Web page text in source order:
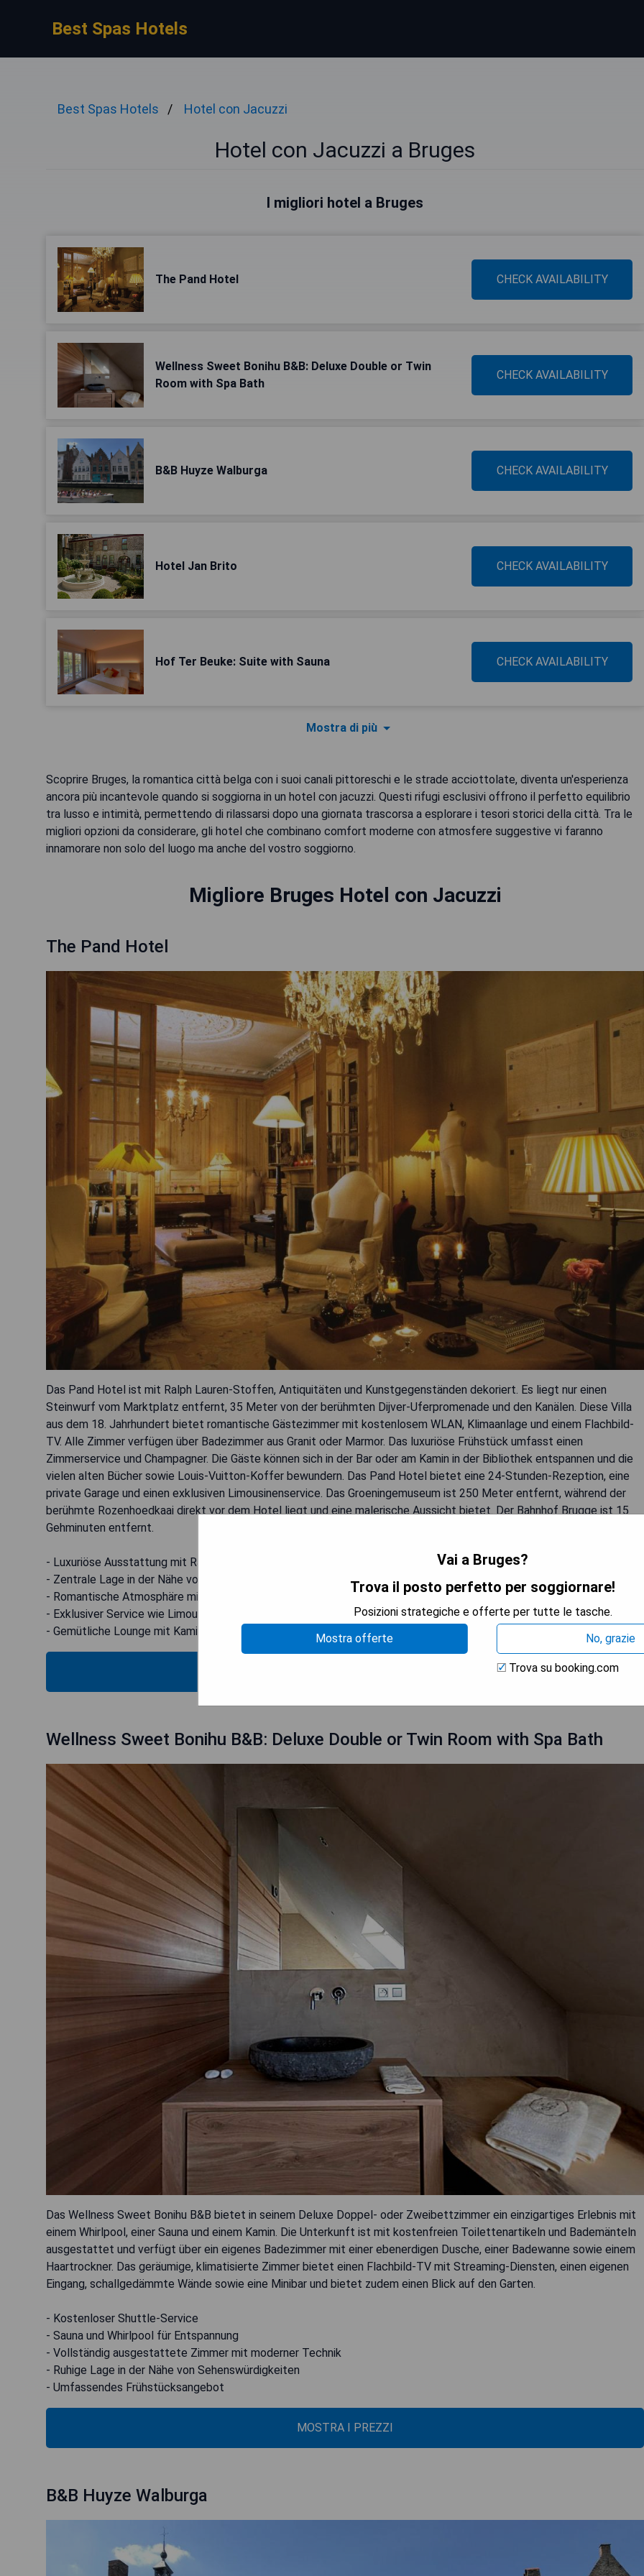
Best Spas Hotels
Best Spas Hotels Hotel con Jacuzzi
Hotel con Jacuzzi a Bruges
I migliori hotel a Bruges
The Pand Hotel CHECK AVAILABILITY
Wellness Sweet Bonihu B&B: Deluxe Double or Twin
Room with Spa Bath
CHECK AVAILABILITY
B&B Huyze Walburga CHECK AVAILABILITY
Hotel Jan Brito CHECK AVAILABILITY
Hof Ter Beuke: Suite with Sauna CHECK AVAILABILITY
Mostra di più
Scoprire Bruges, la romantica città belga con i suoi canali pittoreschi e le strade acciottolate, diventa un'esperienza
ancora più incantevole quando si soggiorna in un hotel con jacuzzi. Questi rifugi esclusivi offrono il perfetto equilibrio
tra lusso e intimità, permettendo di rilassarsi dopo una giornata trascorsa a esplorare i tesori storici della città. Tra le
migliori opzioni da considerare, gli hotel che combinano comfort moderne con atmosfere suggestive vi faranno
innamorare non solo del luogo ma anche del vostro soggiorno.
Migliore Bruges Hotel con Jacuzzi
The Pand Hotel
Das Pand Hotel ist mit Ralph Lauren-Stoffen, Antiquitäten und Kunstgegenständen dekoriert. Es liegt nur einen
Steinwurf vom Marktplatz entfernt, 35 Meter von der berühmten Dijver-Uferpromenade und den Kanälen. Diese Villa
aus dem 18. Jahrhundert bietet romantische Gästezimmer mit kostenlosem WLAN, Klimaanlage und einem Flachbild-
TV. Alle Zimmer verfügen über Badezimmer aus Granit oder Marmor. Das luxuriöse Frühstück umfasst einen
Zimmerservice und Champagner. Die Gäste können sich in der Bar oder am Kamin in der Bibliothek entspannen und die
vielen alten Bücher sowie Louis-Vuitton-Koffer bewundern. Das Pand Hotel bietet eine 24-Stunden-Rezeption, eine
private Garage und einen exklusiven Limousinenservice. Das Groeningemuseum ist 250 Meter entfernt, während der
berühmte Rozenhoedkaai direkt vor dem Hotel liegt und eine malerische Aussicht bietet. Der Bahnhof Brugge ist 15
Gehminuten entfernt.
- Luxuriöse Ausstattung mit Ralph Lauren-Interieur
- Zentrale Lage in der Nähe von Sehenswürdigkeiten
- Romantische Atmosphäre mit eleganten Zimmern
- Exklusiver Service wie Limousinenservice verfügbar
- Gemütliche Lounge mit Kamin für Entspannung
Wellness Sweet Bonihu B&B: Deluxe Double or Twin Room with Spa Bath
Das Wellness Sweet Bonihu B&B bietet in seinem Deluxe Doppel- oder Zweibettzimmer ein einzigartiges Erlebnis mit
einem Whirlpool, einer Sauna und einem Kamin. Die Unterkunft ist mit kostenfreien Toilettenartikeln und Bademänteln
ausgestattet und verfügt über ein eigenes Badezimmer mit einer ebenerdigen Dusche, einer Badewanne sowie einem
Haartrockner. Das geräumige, klimatisierte Zimmer bietet einen Flachbild-TV mit Streaming-Diensten, einen eigenen
Eingang, schallgedämmte Wände sowie eine Minibar und bietet zudem einen Blick auf den Garten.
- Kostenloser Shuttle-Service
- Sauna und Whirlpool für Entspannung
- Vollständig ausgestattete Zimmer mit moderner Technik
- Ruhige Lage in der Nähe von Sehenswürdigkeiten
- Umfassendes Frühstücksangebot
MOSTRA I PREZZI
B&B Huyze Walburga
Vai a Bruges?
Trova il posto perfetto per soggiornare!
Posizioni strategiche e offerte per tutte le tasche.
Mostra offerte
No, grazie
Trova su booking.com